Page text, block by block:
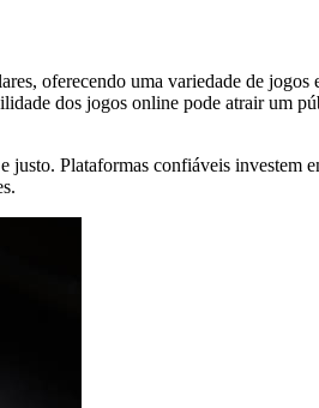
oferecendo uma variedade de
dos jogos online pode atrair um
Plataformas confiáveis investem